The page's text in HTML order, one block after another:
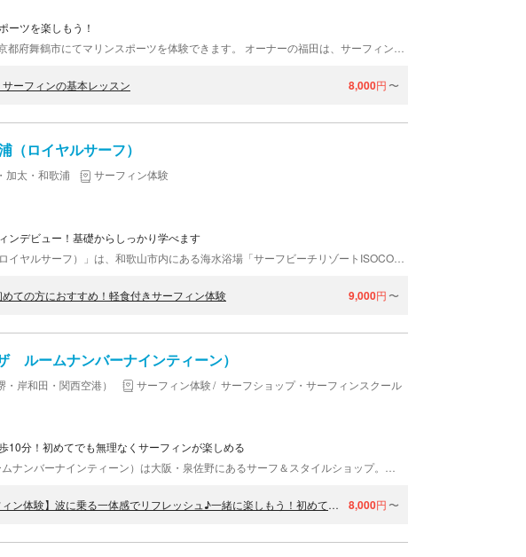
ーツを楽しもう！
nereid（ネレイド）は、京都府舞鶴市にてマリンスポーツを体験できます。 オーナーの福田は、サーフィン歴30年以上。マリンスポーツをの楽しさを皆さまに知ってもらいたい、という一心で、たくさんの人に教え続けています。
ーフィンの基本レッスン 8,000円 〜
（ロイヤルサーフ）
加太・和歌浦
サーフィン体験
ンデビュー！基礎からしっかり学べます
ての方におすすめ！軽食付きサーフィン体験 9,000円 〜
ルームナンバーナインティーン）
・岸和田・関西空港） サーフィン体験
サーフショップ・サーフィンスクール
10分！初めてでも無理なくサーフィンが楽しめる
【大阪・和歌山県磯ノ浦Beach・サーフィン体験】波に乗る一体感でリフレッシュ♪一緒に楽しもう！初めてのサーフィン半日体験プラン 8,000円 〜